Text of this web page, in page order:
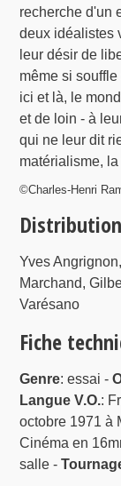
recherche d'un
deux idéalistes
leur désir de
même si
ici et là, le
et de loin - à
qui ne leur dit
matérialisme,
©Charles-Henri
Distribution
Yves
Marchand,
Varésano
Fiche
Genre: essai -
Langue V.O.:
octobre 1971 à
Cinéma en
salle -